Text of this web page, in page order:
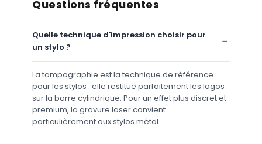
Questions fréquentes
Quelle technique d'impression choisir pour
un stylo ?
La tampographie est la technique de référence
pour les stylos : elle restitue parfaitement les logos
sur la barre cylindrique. Pour un effet plus discret et
premium, la gravure laser convient
particulièrement aux stylos métal.